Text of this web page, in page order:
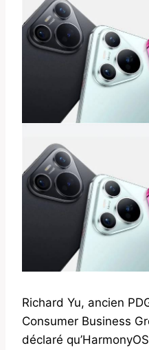
Richard Yu, ancien
Consumer Business
déclaré